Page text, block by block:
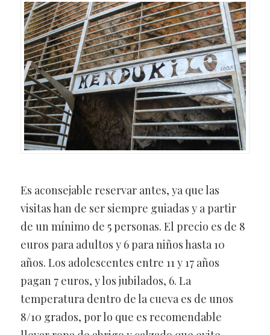
Es aconsejable reservar antes, ya que las
visitas han de ser siempre guiadas y a partir
de un mínimo de 5 personas. El precio es de 8
euros para adultos y 6 para niños hasta 10
años. Los adolescentes entre 11 y 17 años
pagan 7 euros, y los jubilados, 6. La
temperatura dentro de la cueva es de unos
8/10 grados, por lo que es recomendable